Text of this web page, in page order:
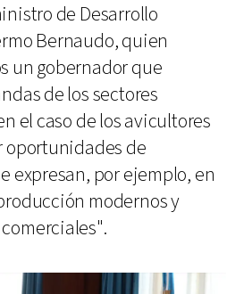
de Desarrollo
Bernaudo, quien
un gobernador que
de los sectores
el caso de los avicultores
oportunidades de
expresan, por ejemplo, en
modernos y